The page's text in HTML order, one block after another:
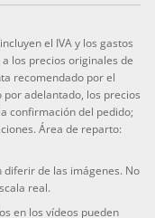
el IVA y los gastos
los precios originales de
recomendado por el
adelantado, los precios
confirmación del pedido;
Área de reparto:
diferir de las imágenes. No
real.
en los vídeos pueden